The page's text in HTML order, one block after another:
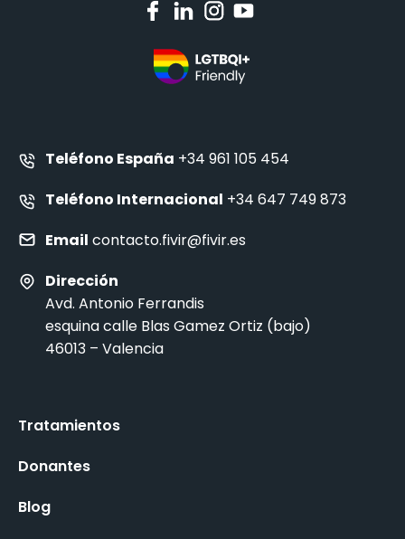
Teléfono España +34 961 105 454
Teléfono Internacional +34 647 749 873
Email contacto.fivir@fivir.es
Dirección
Avd. Antonio Ferrandis
esquina calle Blas Gamez Ortiz (bajo)
46013 – Valencia
Tratamientos
Donantes
Blog